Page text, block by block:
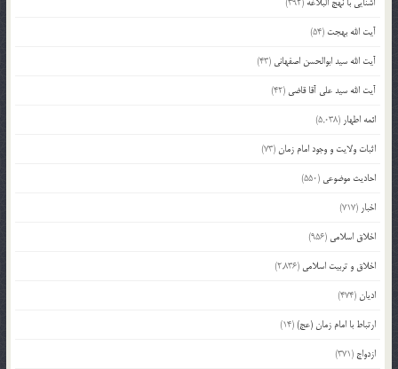
آیت الله بهجت (54)
آیت الله سید ابوالحسن اصفهانی (43)
آیت الله سید علی آقا قاضی (42)
ائمه اطهار (5,038)
اثبات ولایت و وجود امام زمان(73)
احادیث موضوعی (550)
اخبار (717)
اخلاق اسلامی (956)
اخلاق و تربیت اسلامی (2,836)
ادیان(474)
ارتباط با امام زمان (عج)(14)
ازدواج (371)